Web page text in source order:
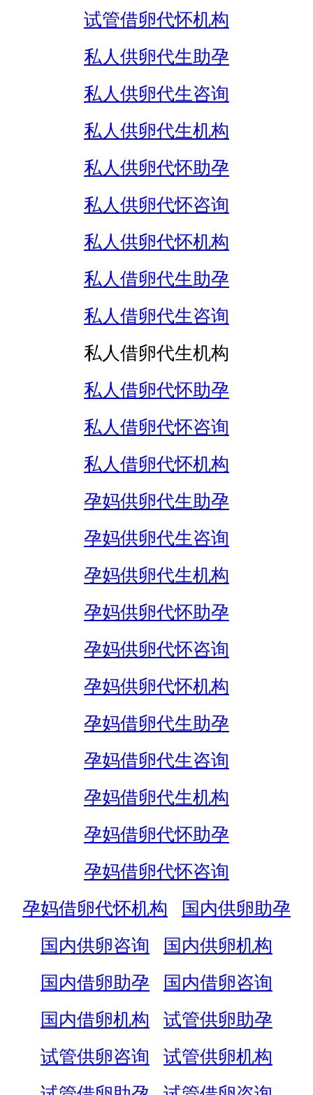
试管借卵代怀机构
私人供卵代生助孕
私人供卵代生咨询
私人供卵代生机构
私人供卵代怀助孕
私人供卵代怀咨询
私人供卵代怀机构
私人借卵代生助孕
私人借卵代生咨询
私人借卵代生机构
私人借卵代怀助孕
私人借卵代怀咨询
私人借卵代怀机构
孕妈供卵代生助孕
孕妈供卵代生咨询
孕妈供卵代生机构
孕妈供卵代怀助孕
孕妈供卵代怀咨询
孕妈供卵代怀机构
孕妈借卵代生助孕
孕妈借卵代生咨询
孕妈借卵代生机构
孕妈借卵代怀助孕
孕妈借卵代怀咨询
孕妈借卵代怀机构
国内供卵助孕
国内供卵咨询
国内供卵机构
国内借卵助孕
国内借卵咨询
国内借卵机构
试管供卵助孕
试管供卵咨询
试管供卵机构